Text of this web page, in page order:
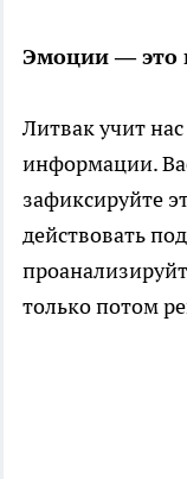
Эмоции — это
Литвак учит
информации.
зафиксируйте
действовать
только потом